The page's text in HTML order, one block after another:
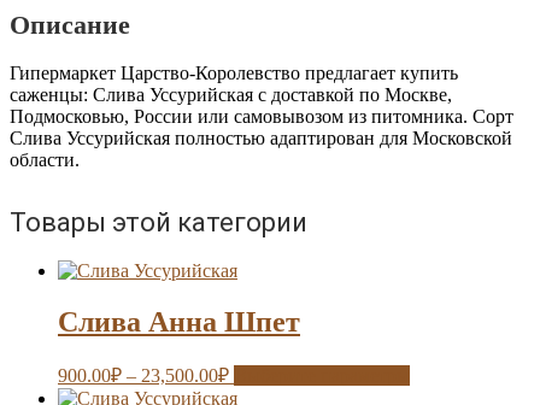
Описание
Гипермаркет Царство-Королевство предлагает купить
саженцы: Слива Уссурийская с доставкой по Москве,
Подмосковью, России или самовывозом из питомника. Сорт
Слива Уссурийская полностью адаптирован для Московской
области.
Товары этой категории
Слива Анна Шпет
900.00₽ – 23,500.00₽